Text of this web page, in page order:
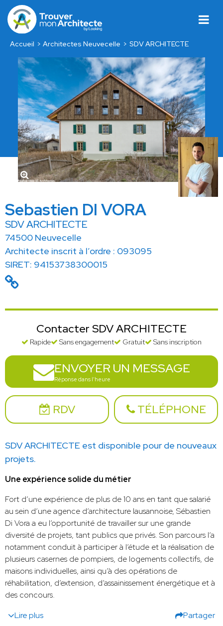
Accueil Architectes Neuvecelle SDV ARCHITECTE
Sebastien DI VORA
SDV ARCHITECTE
74500 Neuvecelle
Architecte inscrit à l’ordre : 093095
SIRET: 94153738300015
Contacter SDV ARCHITECTE
Rapide Sans engagement Gratuit Sans inscription
ENVOYER UN MESSAGE
Réponse dans l'heure
RDV TÉLÉPHONE
SDV ARCHITECTE est disponible pour de nouveaux
projets.
Une expérience solide du métier
Fort d’une expérience de plus de 10 ans en tant que salarié
au sein d’une agence d’architecture lausannoise, Sébastien
Di Vora a eu l’opportunité de travailler sur une grande
diversité de projets, tant publics que privés. Son parcours l’a
notamment conduit à participer à l’étude et la réalisation de
plusieurs casernes de pompiers, de logements collectifs, de
maisons individuelles, ainsi qu’à des opérations de
réhabilitation, d’extension, d’assainissement énergétique et à
des concours.
Lire plus
Partager